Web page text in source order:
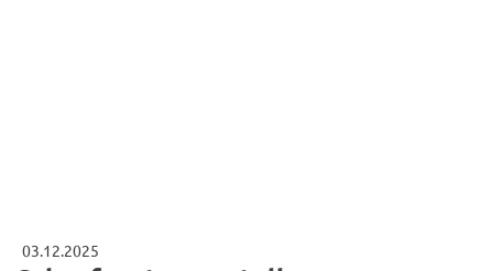
03.12.2025